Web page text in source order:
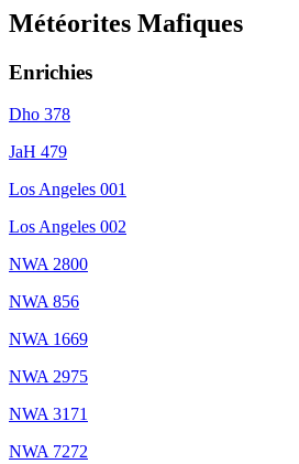
Météorites Mafiques
Enrichies
Dho 378
JaH 479
Los Angeles 001
Los Angeles 002
NWA 2800
NWA 856
NWA 1669
NWA 2975
NWA 3171
NWA 7272